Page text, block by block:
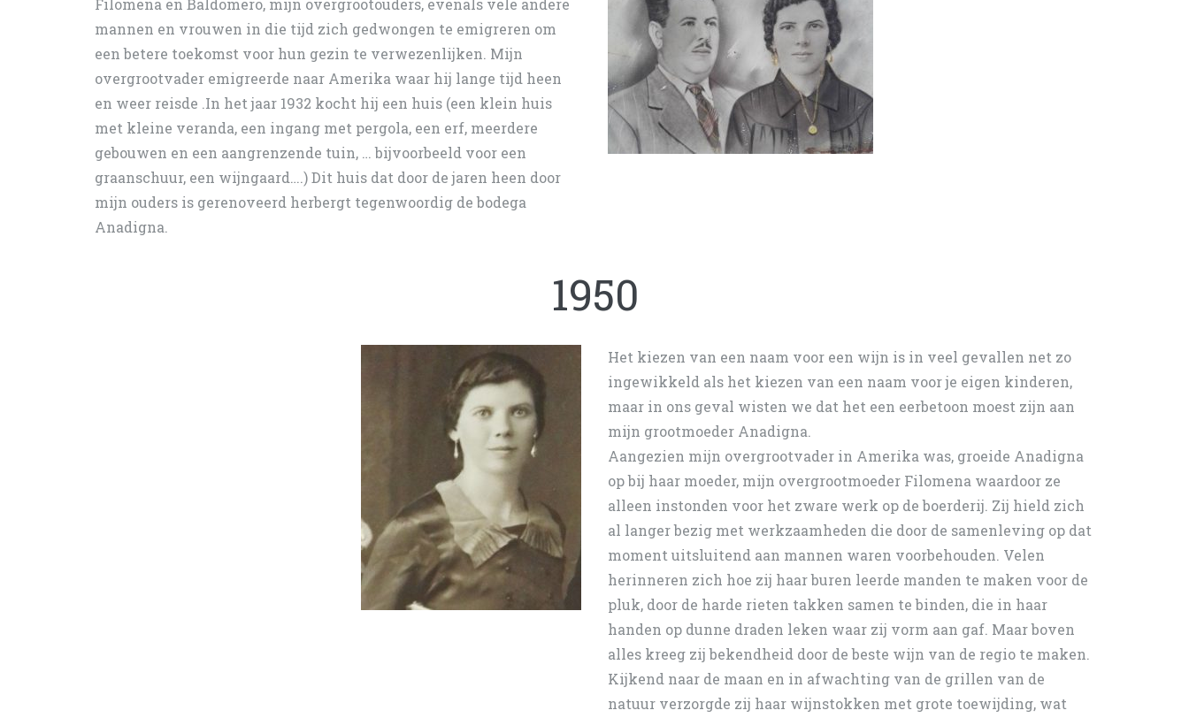
Filomena en Baldomero, mijn overgrootouders, evenals vele andere
mannen en vrouwen in die tijd zich gedwongen te emigreren om
een betere toekomst voor hun gezin te verwezenlijken. Mijn
overgrootvader emigreerde naar Amerika waar hij lange tijd heen
en weer reisde .In het jaar 1932 kocht hij een huis (een klein huis
met kleine veranda, een ingang met pergola, een erf, meerdere
gebouwen en een aangrenzende tuin, … bijvoorbeeld voor een
graanschuur, een wijngaard….) Dit huis dat door de jaren heen door
mijn ouders is gerenoveerd herbergt tegenwoordig de bodega
Anadigna.
1950
Het kiezen van een naam voor een wijn is in veel gevallen net zo
ingewikkeld als het kiezen van een naam voor je eigen kinderen,
maar in ons geval wisten we dat het een eerbetoon moest zijn aan
mijn grootmoeder Anadigna.
Aangezien mijn overgrootvader in Amerika was, groeide Anadigna
op bij haar moeder, mijn overgrootmoeder Filomena waardoor ze
alleen instonden voor het zware werk op de boerderij. Zij hield zich
al langer bezig met werkzaamheden die door de samenleving op dat
moment uitsluitend aan mannen waren voorbehouden. Velen
herinneren zich hoe zij haar buren leerde manden te maken voor de
pluk, door de harde rieten takken samen te binden, die in haar
handen op dunne draden leken waar zij vorm aan gaf. Maar boven
alles kreeg zij bekendheid door de beste wijn van de regio te maken.
Kijkend naar de maan en in afwachting van de grillen van de
natuur verzorgde zij haar wijnstokken met grote toewijding, wat